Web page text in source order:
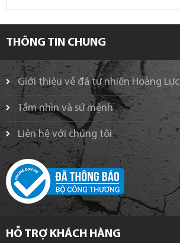
THÔNG TIN CHUNG
Giới thiệu về đá tự nhiên Hoàng Lực
Tầm nhìn và sứ mệnh
Liên hệ với chúng tôi
HỖ TRỢ KHÁCH HÀNG